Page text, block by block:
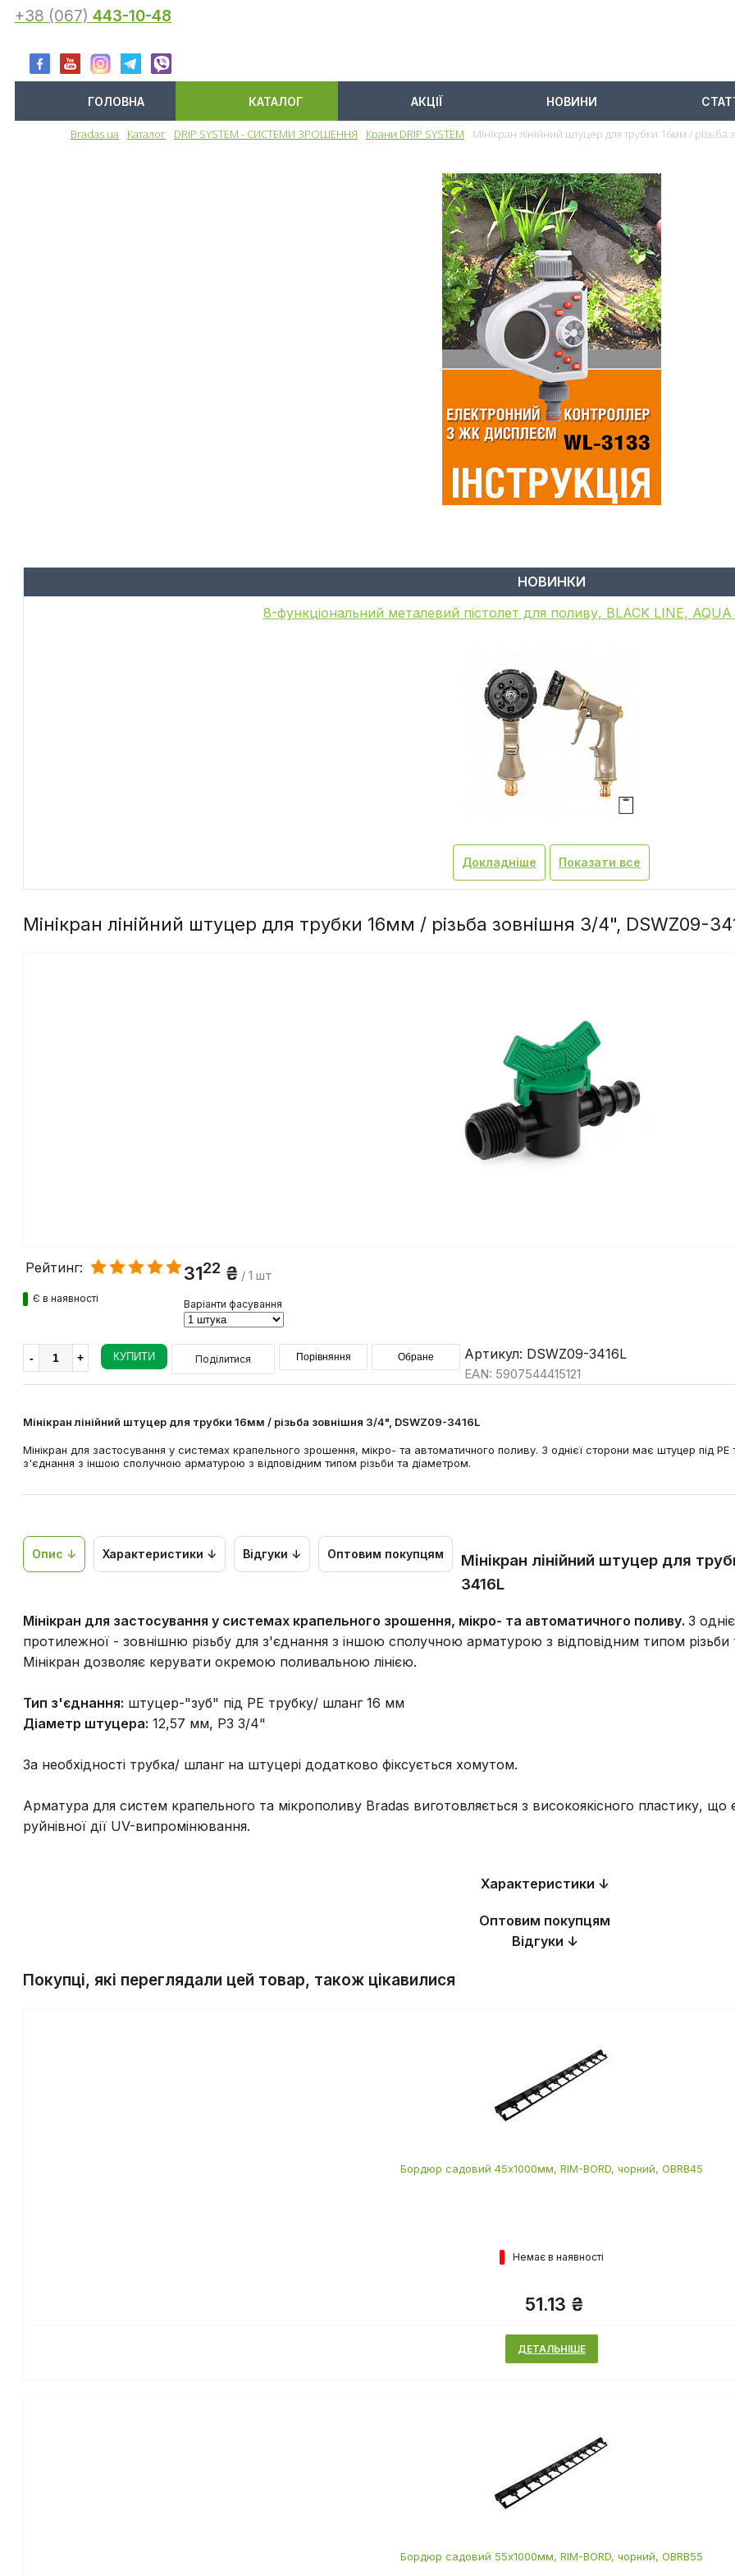
+38 (067) 443-10-48
ГОЛОВНА КАТАЛОГ АКЦІЇ НОВИНИ
Bradas.ua Каталог DRIP SYSTEM - СИСТЕМИ ЗРОШЕННЯ Крани DRIP SYSTEM Мінікран лінійний штуцер для трубки 16мм /
НОВИНКИ
8-функціональний металевий пістолет для поливу, BLACK LINE,
Докладніше Показати все
Мінікран лінійний штуцер для трубки 16мм / різьба зовнішня 3/4", DSWZ09-
Рейтинг:
Є в наявності
3122 ₴ / 1 шт
Варіанти фасування
КУПИТИ Поділитися Порівняння Обране Артикул: DSWZ09-3416L
EAN: 5907544415121
Мінікран лінійний штуцер для трубки 16мм / різьба зовнішня 3/4", DSWZ09-3416L
Мінікран для застосування у системах крапельного зрошення, мікро- та автоматичного поливу. З однієї сторони має штуцер під
з'єднання з іншою сполучною арматурою з відповідним типом різьби та діаметром.
Опис ↓ Характеристики ↓ Відгуки ↓ Оптовим покупцям
Мінікран лінійний штуцер для
3416L
Мінікран для застосування у системах крапельного зрошення, мікро- та автоматичного поливу. З
протилежної - зовнішню різьбу для з'єднання з іншою сполучною арматурою з відповідним типом різьби
Мінікран дозволяє керувати окремою поливальною лінією.
Тип з'єднання: штуцер-"зуб" під PE трубку/ шланг 16 мм
Діаметр штуцера: 12,57 мм, РЗ 3/4"
За необхідності трубка/ шланг на штуцері додатково фіксується хомутом.
Арматура для систем крапельного та мікрополиву Bradas виготовляється з високоякісного пластику, що
руйнівної дії UV-випромінювання.
Характеристики ↓
Оптовим покупцям
Відгуки ↓
Покупці, які переглядали цей товар, також цікавилися
Бордюр садовий 45х1000мм, RIM-BORD, чорний, OBRB45
Немає в наявності
51.13 ₴
ДЕТАЛЬНІШЕ
Бордюр садовий 55х1000мм, RIM-BORD, чорний, OBRB55